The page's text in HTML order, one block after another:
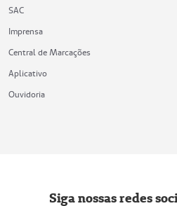
SAC
Imprensa
Central de Marcações
Aplicativo
Ouvidoria
Siga nossas redes